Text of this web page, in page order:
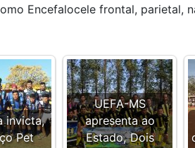
Encefalocele frontal, parietal,
invicta,
Pet
UEFA-MS
apresenta ao
Estado, Dois